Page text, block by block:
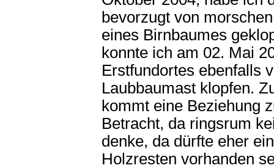
bevorzugt von
eines Birnbaumes
konnte ich am 02. Mai
Erstfundortes ebenfalls
Laubbaumast klopfen.
kommt eine Beziehung
Betracht, da ringsrum
denke, da dürfte eher
Holzresten vorhanden